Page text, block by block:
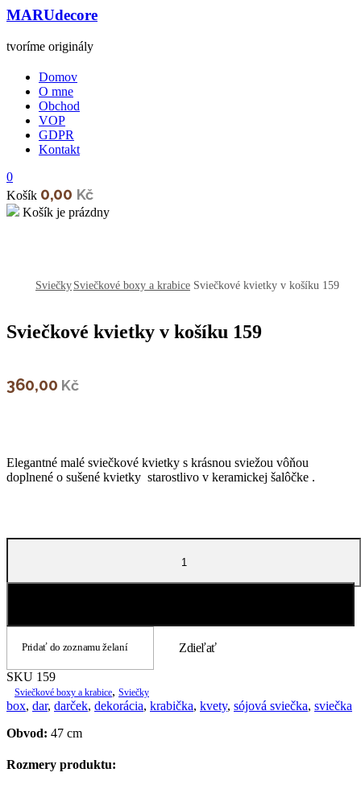
MARUdecore
tvoríme originály
Domov
O mne
Obchod
VOP
GDPR
Kontakt
0
Košík 0,00 Kč
Košík je prázdny
Sviečky Sviečkové boxy a krabice Sviečkové kvietky v košíku 159
Sviečkové kvietky v košíku 159
360,00 Kč
Elegantné malé sviečkové kvietky s krásnou sviežou vôňou
doplnené o sušené kvietky starostlivo v keramickej šalôčke .
množstvo
v
Pridať do zoznamu želaní Zdieľať
SKU 159
Sviečkové boxy a krabice, Sviečky
box, dar, darček, dekorácia, krabička, kvety, sójová sviečka, sviečka
Obvod: 47 cm
Rozmery produktu: